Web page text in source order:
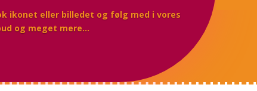
ikonet eller billedet og følg med i vores
og meget mere…